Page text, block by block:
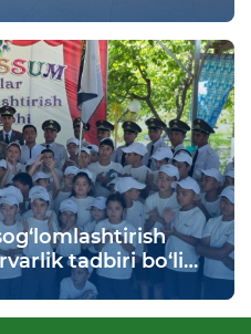
tadbiri bo‘lib